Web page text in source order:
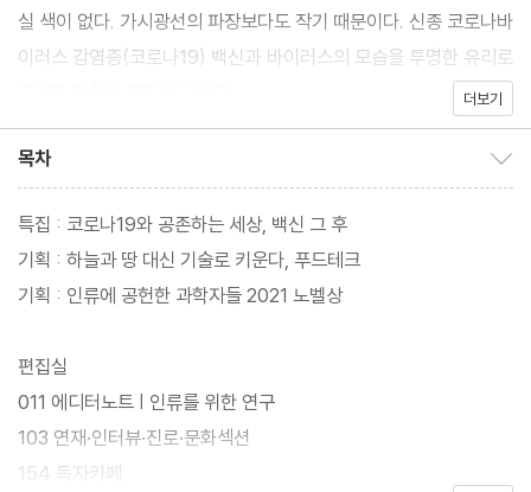
실 색이 없다. 가시광선의 파장보다도 작기 때문이다. 신종 코로나바
이러스 감염증(코로나19) 백신과 바이러스의 모습을 투명한 유리로
더보기
목차
특집 : 코로나19와 공존하는 세상, 백신 그 후
기획 : 하늘과 땅 대신 기술로 키운다, 푸드테크
기획 : 인류에 공헌한 과학자들 2021 노벨상
편집실
011 에디터노트 | 인류를 위한 연구
103 연재·인터뷰·진로·문화섹션
154 독자카페